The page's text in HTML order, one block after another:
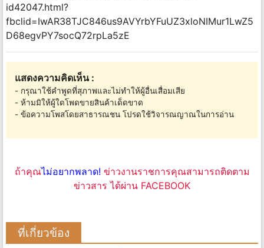
id42047.html?
fbclid=IwAR38TJC846us9AVYrbYFuUZ3xloNIMur1LwZ5
D68egvPY7socQ72rpLa5zE
แสดงความคิดเห็น :
- กรุณาใช้คำพูดที่สุภาพและไม่ทำให้ผู้อื่นเสื่อมเสีย
- ห้ามมิให้ผู้ใดโพดขายสินค้าเด็ดขาด
- ข้อความโพสโดยสาธารณชน โปรดใช้วิจารณญาณในการอ่าน
ถ้าคุณไม่อยากพลาด! ข่าวงานราชการคุณสามารถติดตาม
ข่าวสาร ได้ผ่าน FACEBOOK
ที่เกี่ยวข้อง